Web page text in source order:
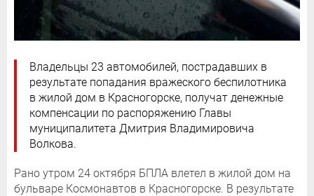
Владельцы 23 автомобилей, пострадавших в
результате попадания вражеского беспилотника
в жилой дом в Красногорске, получат денежные
компенсации по распоряжению Главы
муниципалитета Дмитрия Владимировича
Волкова.
Рано утром 24 октября БПЛА влетел в жилой дом на
бульваре Космонавтов в Красногорске. В результате